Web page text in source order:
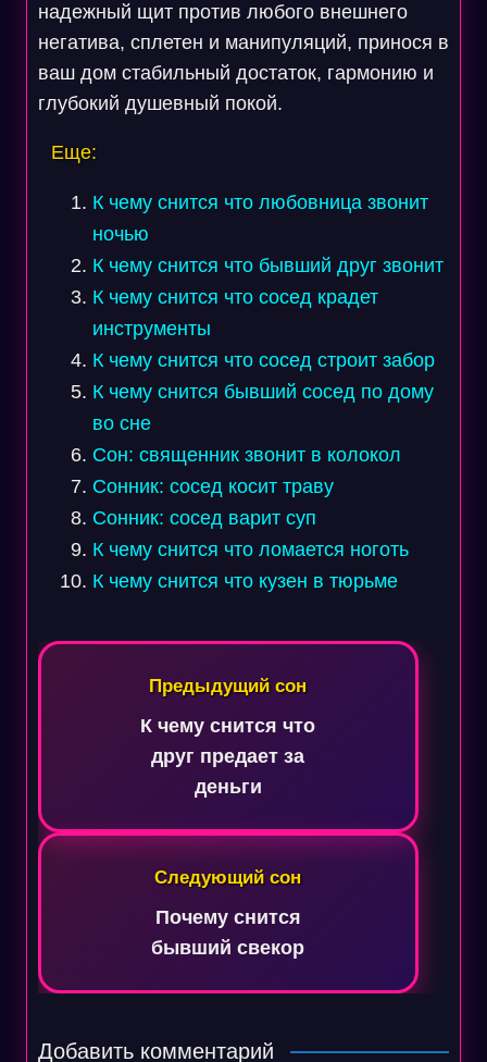
надежный щит против любого внешнего
негатива, сплетен и манипуляций, принося в
ваш дом стабильный достаток, гармонию и
глубокий душевный покой.
Еще:
К чему снится что любовница звонит
ночью
К чему снится что бывший друг звонит
К чему снится что сосед крадет
инструменты
К чему снится что сосед строит забор
К чему снится бывший сосед по дому
во сне
Сон: священник звонит в колокол
Сонник: сосед косит траву
Сонник: сосед варит суп
К чему снится что ломается ноготь
К чему снится что кузен в тюрьме
Навигация
записям
Предыдущий сон
К чему снится что
друг предает за
деньги
Следующий сон
Почему снится
бывший свекор
Добавить комментарий